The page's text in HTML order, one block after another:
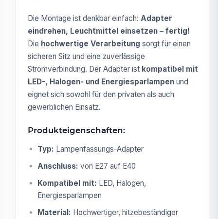
Die Montage ist denkbar einfach: Adapter
eindrehen, Leuchtmittel einsetzen – fertig!
Die hochwertige Verarbeitung sorgt für einen
sicheren Sitz und eine zuverlässige
Stromverbindung. Der Adapter ist kompatibel mit
LED-, Halogen- und Energiesparlampen und
eignet sich sowohl für den privaten als auch
gewerblichen Einsatz.
Produkteigenschaften:
Typ: Lampenfassungs-Adapter
Anschluss: von E27 auf E40
Kompatibel mit: LED, Halogen,
Energiesparlampen
Material: Hochwertiger, hitzebeständiger